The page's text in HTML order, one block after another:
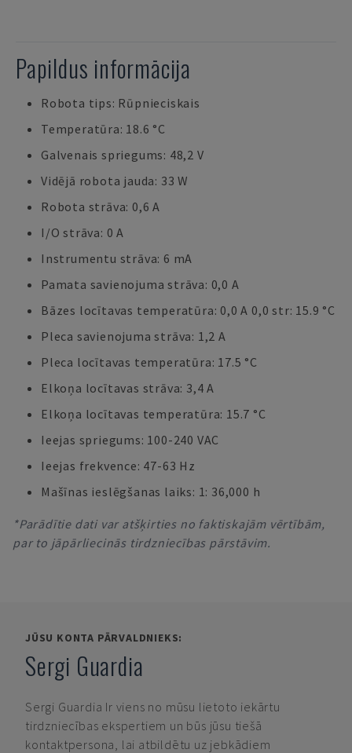
Papildus informācija
Robota tips: Rūpnieciskais
Temperatūra: 18.6 °C
Galvenais spriegums: 48,2 V
Vidējā robota jauda: 33 W
Robota strāva: 0,6 A
I/O strāva: 0 A
Instrumentu strāva: 6 mA
Pamata savienojuma strāva: 0,0 A
Bāzes locītavas temperatūra: 0,0 A 0,0 str: 15.9 °C
Pleca savienojuma strāva: 1,2 A
Pleca locītavas temperatūra: 17.5 °C
Elkoņa locītavas strāva: 3,4 A
Elkoņa locītavas temperatūra: 15.7 °C
Ieejas spriegums: 100-240 VAC
Ieejas frekvence: 47-63 Hz
Mašīnas ieslēgšanas laiks: 1: 36,000 h
*Parādītie dati var atšķirties no faktiskajām vērtībām,
par to jāpārliecinās tirdzniecības pārstāvim.
JŪSU KONTA PĀRVALDNIEKS:
Sergi Guardia
Sergi Guardia Ir viens no mūsu lietoto iekārtu
tirdzniecības ekspertiem un būs jūsu tiešā
kontaktpersona, lai atbildētu uz jebkādiem